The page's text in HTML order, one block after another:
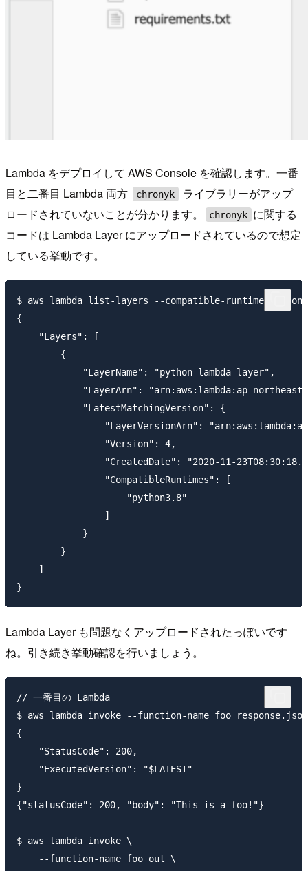
Lambda をデプロイして AWS Console を確認します。一番
目と二番目 Lambda 両方
chronyk
ライブラリーがアップ
ロードされていないことが分かります。
chronyk に関する
コードは Lambda Layer にアップロードされているので想定
している挙動です。
$ aws lambda list-layers --compatible-runtime
{
    "Layers": [
        {
            "LayerName": "python-lambda-layer",
"LayerArn": "arn:aws:lambda:ap-
            "LatestMatchingVersion": {
"LayerVersionArn":
                "Version": 4,
"CreatedDate": "2020-11-
                "CompatibleRuntimes": [
                    "python3.8"
                ]
            }
        }
    ]
Lambda Layer も問題なくアップロードされたっぽいです
ね。引き続き挙動確認を行いましょう。
// 一番目の Lambda
$ aws lambda invoke --function-name foo
{
    "StatusCode": 200,
    "ExecutedVersion": "$LATEST"
}
{"statusCode": 200, "body": "This is a foo!"}
$ aws lambda invoke \
    --function-name foo out \